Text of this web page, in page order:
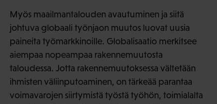
Myös maailmantalouden avautuminen ja siitä
johtuva globaali työnjaon muutos luovat uusia
paineita työmarkkinoille. Globalisaatio merkitsee
aiempaa nopeampaa rakennemuutosta
taloudessa. Jotta rakennemuutoksessa vältetään
ihmisten väliinputoaminen, on tärkeää parantaa
voimavarojen siirtymistä työstä työhön, toimialalta